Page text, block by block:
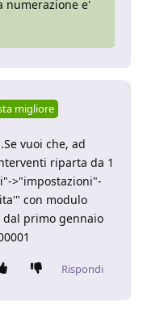
numerazione e'
migliore
vuoi che, ad
riparta da 1
>"impostazioni"-
con modulo
dal primo gennaio
Rispondi